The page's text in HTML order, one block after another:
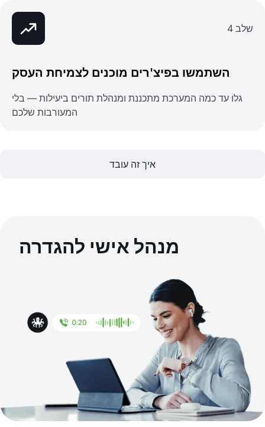
שלב 4
השתמשו בפיצ'רים מוכנים לצמיחת העסק
גלו עד כמה המערכת מתכננת ומנהלת תורים ביעילות — בלי
המעורבות שלכם
איך זה עובד
מנהל אישי להגדרה